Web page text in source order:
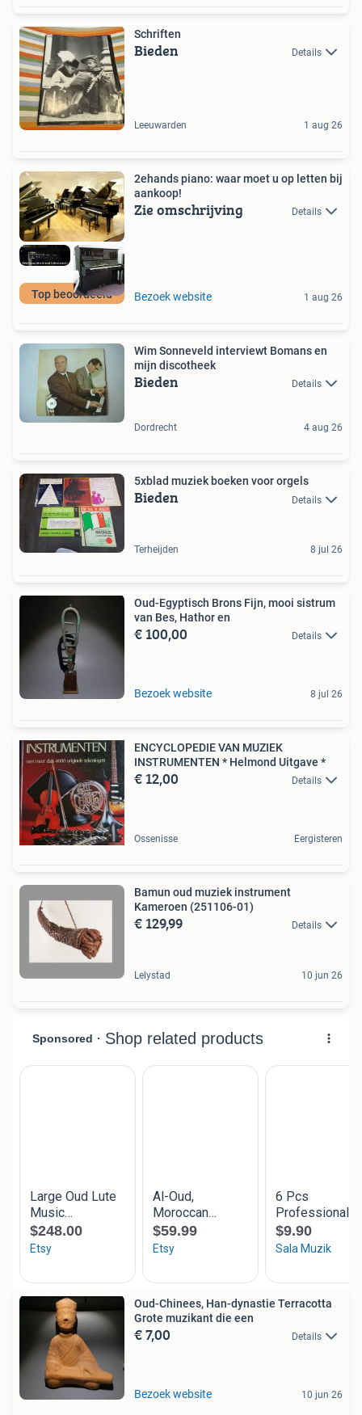
Schriften
Bieden Details
Leeuwarden 1 aug 26
Top beoordeeld
2ehands piano: waar moet u op letten bij
aankoop!
Zie omschrijving Details
Bezoek website 1 aug 26
Wim Sonneveld interviewt Bomans en
mijn discotheek
Bieden Details
Dordrecht 4 aug 26
5xblad muziek boeken voor orgels
Bieden Details
Terheijden 8 jul 26
Oud-Egyptisch Brons Fijn, mooi sistrum
van Bes, Hathor en
€ 100,00 Details
Bezoek website 8 jul 26
ENCYCLOPEDIE VAN MUZIEK
INSTRUMENTEN * Helmond Uitgave *
€ 12,00 Details
Ossenisse Eergisteren
Bamun oud muziek instrument
Kameroen (251106-01)
€ 129,99 Details
Lelystad 10 jun 26
Oud-Chinees, Han-dynastie Terracotta
Grote muzikant die een
€ 7,00 Details
Bezoek website 10 jun 26